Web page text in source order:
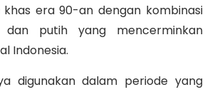
khas era 90-an dengan kombinasi
putih yang mencerminkan
Indonesia.
digunakan dalam periode yang